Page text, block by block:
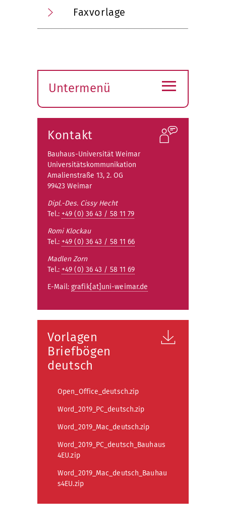
Faxvorlage
Untermenü
öffnen
≡
Kontakt
Bauhaus-Universität Weimar
Universitätskommunikation
Amalienstraße 13, 2. OG
99423 Weimar
Dipl.-Des. Cissy Hecht
Tel.: +49 (0) 36 43 / 58 11 79
Romi Klockau
Tel.: +49 (0) 36 43 / 58 11 66
Madlen Zorn
Tel.: +49 (0) 36 43 / 58 11 69
E-Mail: grafik[at]uni-weimar.de
Vorlagen
Briefbögen
deutsch
Open_Office_deutsch.zip
Word_2019_PC_deutsch.zip
Word_2019_Mac_deutsch.zip
Word_2019_PC_deutsch_Bauhaus
4EU.zip
Word_2019_Mac_deutsch_Bauhau
s4EU.zip